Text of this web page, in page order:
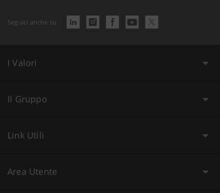
Seguici anche su
I Valori
Il Gruppo
Link Utili
Area Utente